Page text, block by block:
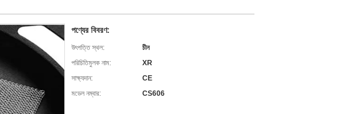
পণ্যের বিবরণ:
উৎপত্তি স্থল:
চীন
পরিচিতিমুলক নাম:
XR
সাক্ষ্যদান:
CE
মডেল নম্বার:
CS606